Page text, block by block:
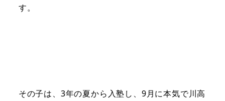
す。
その子は、3年の夏から入塾し、9月に本気で川高